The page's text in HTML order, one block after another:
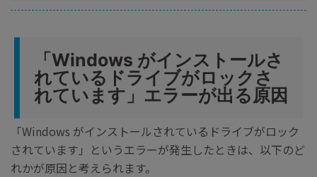
「Windows がインストールさ
れているドライブがロックさ
れています」エラーが出る原因
「Windows がインストールされているドライブがロック
されています」というエラーが発生したときは、以下のど
れかが原因と考えられます。